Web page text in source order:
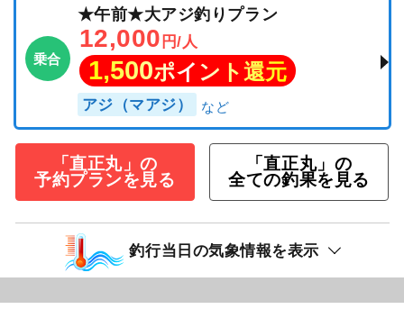
乗合
★午前★大アジ釣りプラン
12,000 円/人
1,500ポイント還元
アジ（マアジ）
「直正丸」の
予約プランを見る
「直正丸」の
全ての釣果を見る
釣行当日の気象情報を表示